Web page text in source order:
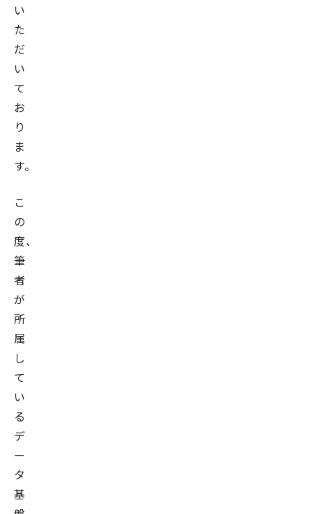
い
た
だ
い
て
お
り
ま
す。
こ
の
度、
筆
者
が
所
属
し
て
い
る
デ
ー
タ
基